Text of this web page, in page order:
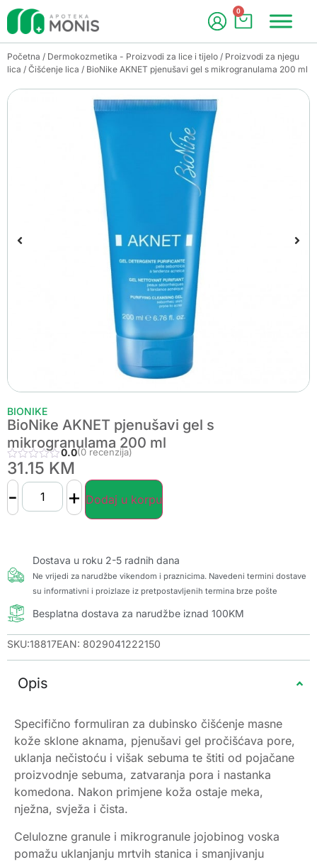
0
Početna / Dermokozmetika - Proizvodi za lice i tijelo / Proizvodi za njegu
lica / Čišćenje lica / BioNike AKNET pjenušavi gel s mikrogranulama 200 ml
BIONIKE
BioNike AKNET pjenušavi gel s
mikrogranulama 200 ml
0.0(0 recenzija)
31.15 KM
- + Dodaj u korpu
Dostava u roku 2-5 radnih dana
Ne vrijedi za narudžbe vikendom i praznicima. Navedeni termini dostave
su informativni i proizlaze iz pretpostavljenih termina brze pošte
Besplatna dostava za narudžbe iznad 100KM
SKU:18817EAN: 8029041222150
Opis
Specifično formuliran za dubinsko čišćenje masne
kože sklone aknama, pjenušavi gel pročišćava pore,
uklanja nečistoću i višak sebuma te štiti od pojačane
proizvodnje sebuma, zatvaranja pora i nastanka
komedona. Nakon primjene koža ostaje meka,
nježna, svježa i čista.
Celulozne granule i mikrogranule jojobinog voska
pomažu uklanjanju mrtvih stanica i smanjivanju